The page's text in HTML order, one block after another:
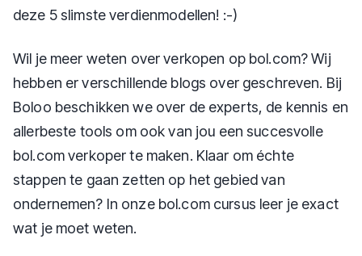
deze 5 slimste verdienmodellen! :-)
Wil je meer weten over verkopen op bol.com? Wij
hebben er verschillende blogs over geschreven. Bij
Boloo beschikken we over de experts, de kennis en
allerbeste tools om ook van jou een succesvolle
bol.com verkoper te maken. Klaar om échte
stappen te gaan zetten op het gebied van
ondernemen? In onze bol.com cursus leer je exact
wat je moet weten.